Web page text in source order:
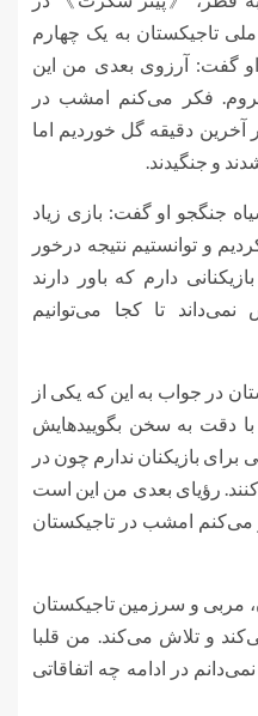
تاجیکستان به یک چهارم
ملت‌های ۲۰۲۳ آسیا او گفت: آرزوی بعدی من این
فکر می‌کنم امشب در
دقیقه گل خوردیم اما
و جنگیدند.
جنگجو او گفت: بازی زیاد
نبرد کردیم و توانستیم نتیجه درخور
دارم که باور دارند
تا کجا می‌توانیم
در جواب به این که یکی از
با دقت به سخن بگویید‌هایش
بازیکنان ندارم چون در
رؤیای بعدی من این است
می‌کنم امشب در تاجیکستان
مربی و سرزمین تاجیکستان
و تلاش می‌کند. من قلبا
در ادامه چه اتفاقاتی